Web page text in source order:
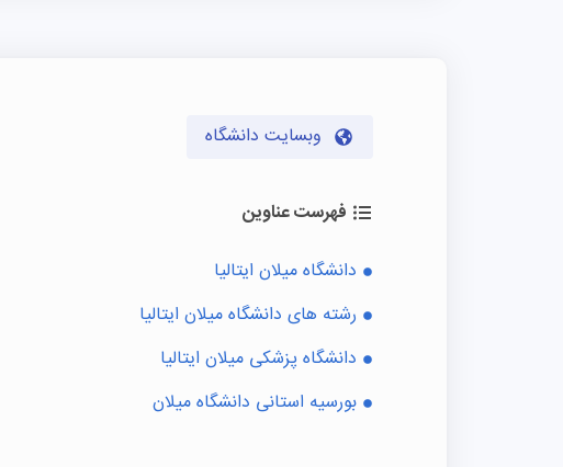
وبسایت دانشگاه
فهرست عناوین
دانشگاه میلان ایتالیا
رشته های دانشگاه میلان ایتالیا
دانشگاه پزشکی میلان ایتالیا
بورسیه استانی دانشگاه میلان